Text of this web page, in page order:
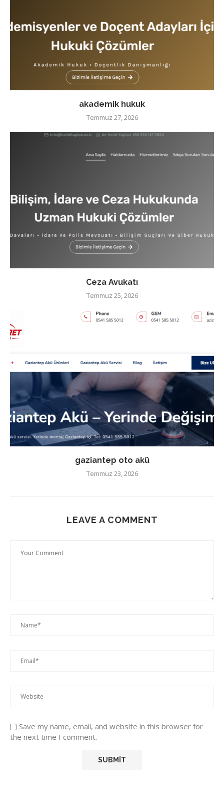
akademik hukuk
Temmuz 27, 2026
Ceza Avukatı
Temmuz 25, 2026
gaziantep oto akü
Temmuz 23, 2026
LEAVE A COMMENT
Save my name, email, and website in this browser for
the next time I comment.